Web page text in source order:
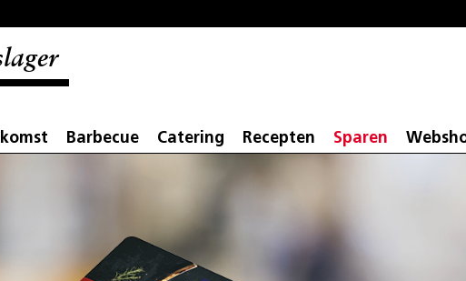
Barbecue Catering Recepten Sparen